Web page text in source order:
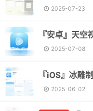
2025-07-23
『安卓』天
2025-07-08
『iOS』冰雕
2025-06-02